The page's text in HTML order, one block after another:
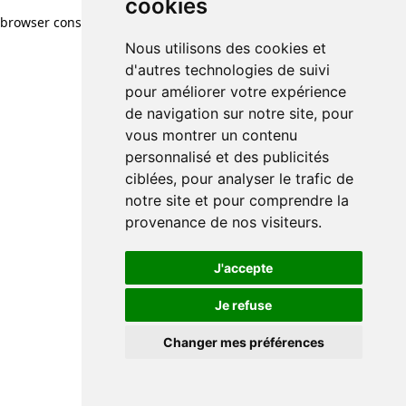
cookies
Nous utilisons des cookies et
d'autres technologies de suivi
pour améliorer votre expérience
de navigation sur notre site, pour
vous montrer un contenu
personnalisé et des publicités
ciblées, pour analyser le trafic de
notre site et pour comprendre la
provenance de nos visiteurs.
J'accepte
Je refuse
Changer mes préférences
browser console for more information)